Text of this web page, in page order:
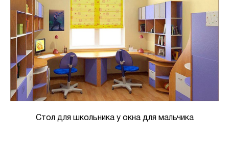
Стол для школьника у окна для мальчика